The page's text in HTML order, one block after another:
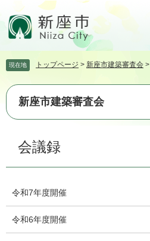
頭
す。
飛
し
て
現在地 トップページ > 新座市建築審査会 >
新座市建築審査会
会議録
令和7年度開催
令和6年度開催